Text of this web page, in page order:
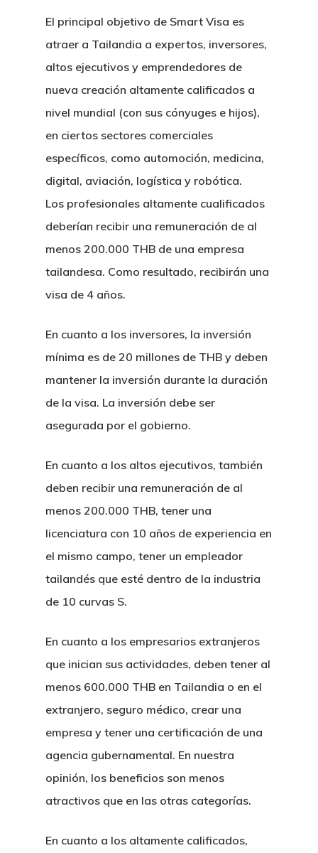
El principal objetivo de Smart Visa es
atraer a Tailandia a expertos, inversores,
altos ejecutivos y emprendedores de
nueva creación altamente calificados a
nivel mundial (con sus cónyuges e hijos),
en ciertos sectores comerciales
específicos, como automoción, medicina,
digital, aviación, logística y robótica.
Los profesionales altamente cualificados
deberían recibir una remuneración de al
menos 200.000 THB de una empresa
tailandesa. Como resultado, recibirán una
visa de 4 años.
En cuanto a los inversores, la inversión
mínima es de 20 millones de THB y deben
mantener la inversión durante la duración
de la visa. La inversión debe ser
asegurada por el gobierno.
En cuanto a los altos ejecutivos, también
deben recibir una remuneración de al
menos 200.000 THB, tener una
licenciatura con 10 años de experiencia en
el mismo campo, tener un empleador
tailandés que esté dentro de la industria
de 10 curvas S.
En cuanto a los empresarios extranjeros
que inician sus actividades, deben tener al
menos 600.000 THB en Tailandia o en el
extranjero, seguro médico, crear una
empresa y tener una certificación de una
agencia gubernamental. En nuestra
opinión, los beneficios son menos
atractivos que en las otras categorías.
En cuanto a los altamente calificados,